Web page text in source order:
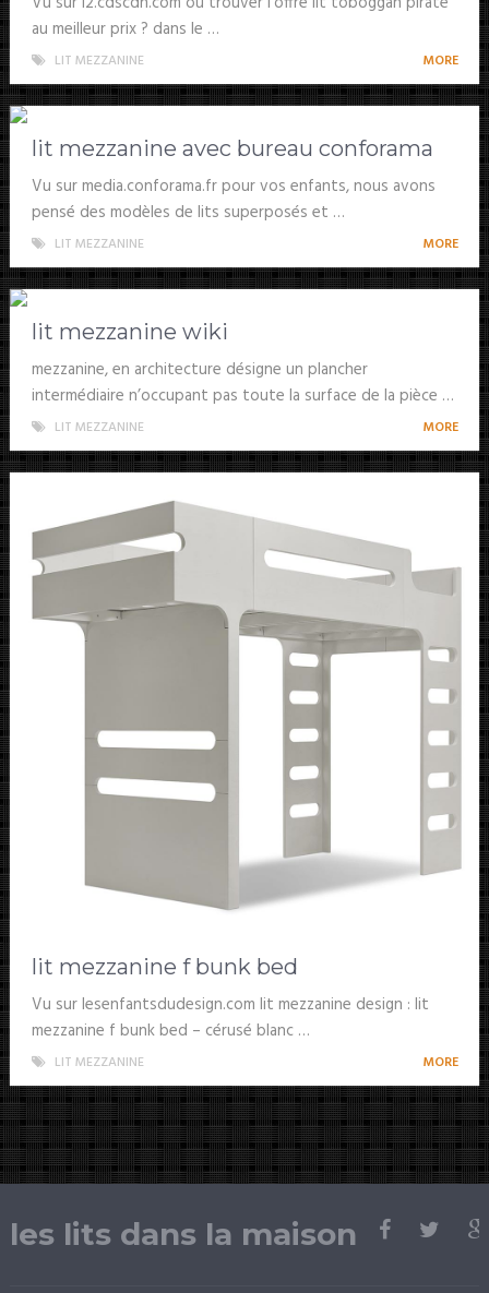
au meilleur prix ? dans le …
LIT MEZZANINE MORE
lit mezzanine avec bureau conforama
Vu sur media.conforama.fr pour vos enfants, nous avons
pensé des modèles de lits superposés et …
LIT MEZZANINE MORE
lit mezzanine wiki
mezzanine, en architecture désigne un plancher
intermédiaire n’occupant pas toute la surface de la pièce …
LIT MEZZANINE MORE
lit mezzanine f bunk bed
Vu sur lesenfantsdudesign.com lit mezzanine design : lit
mezzanine f bunk bed – cérusé blanc …
LIT MEZZANINE MORE
les lits dans la maison